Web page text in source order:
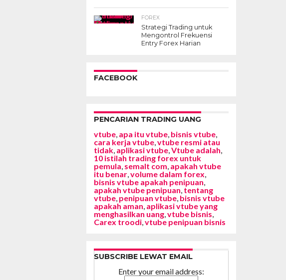
FOREX
Strategi Trading untuk
Mengontrol Frekuensi
Entry Forex Harian
FACEBOOK
PENCARIAN TRADING UANG
vtube, apa itu vtube, bisnis vtube,
cara kerja vtube,vtube resmi atau
tidak, aplikasi vtube,Vtube adalah,
10 istilah trading forex untuk
pemula, semalt com, apakah vtube
itu benar,volume dalam forex,
bisnis vtube apakah penipuan,
apakah vtube penipuan, tentang
vtube, penipuan vtube, bisnis vtube
apakah aman, aplikasi vtube yang
menghasilkan uang,vtube bisnis,
Carex troodi,vtube penipuan bisnis
SUBSCRIBE LEWAT EMAIL
Enter your email address: